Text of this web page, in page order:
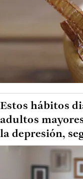
Estos hábitos
adultos
la depresión,